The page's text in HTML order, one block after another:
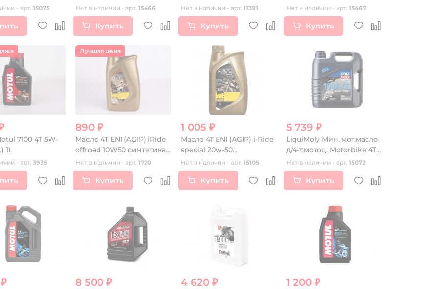
50- арт. 15075 Нет в наличии - арт. 15466
Купить
л)
Нет в наличии - арт. 11391
Купить
(3,785л.)
Нет в наличии - арт. 15467
Купить
7100 4T 5W-
1L
- арт. 3935
Лучшая цена
890 ₽
Масло 4Т ENI (AGIP) iRide
offroad 10W50 синтетика
1L
Нет в наличии - арт. 1720
Купить
1 005 ₽
Масло 4Т ENI (AGIP) i-Ride
special 20w-50
минеральное 1L
Нет в наличии - арт. 15105
Купить
5 739 ₽
LiquiMoly Мин. мот.масло
д/4-т.мотоц. Motorbike 4T
10W-40 SN Plus MA2 (4л)
Нет в наличии - арт. 15072
Купить
8 500 ₽ 4 620 ₽ 1 200 ₽